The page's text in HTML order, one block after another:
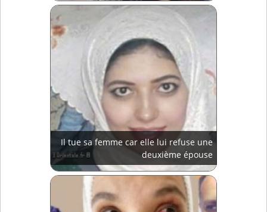
Il tue sa femme car elle lui refuse une
deuxième épouse